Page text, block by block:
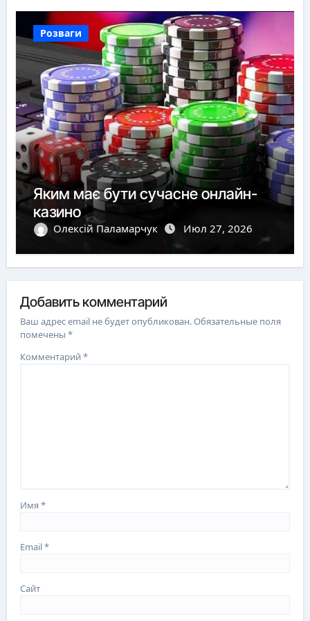
Розваги
Яким має бути сучасне онлайн-
казино
Олексій Паламарчук Июл 27, 2026
Добавить комментарий
Ваш адрес email не будет опубликован.Обязательные поля
помечены*
Комментарий*
Имя*
Email*
Сайт